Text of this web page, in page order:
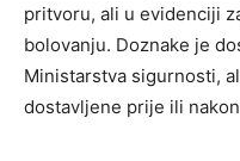
pritvoru, ali u evidenciji
bolovanju. Doznake je
Ministarstva sigurnosti,
dostavljene prije ili